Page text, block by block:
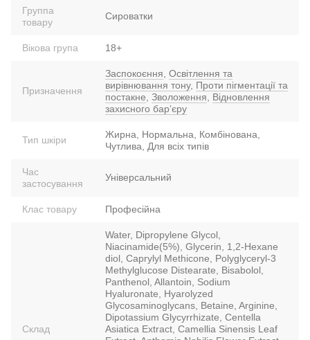
Группа
товару
Сироватки
Вікова група 18+
Призначення
Заспокоєння Освітлення та
вирівнювання тону, Проти пігментації та
постакне Зволоження
Відновлення
захисного барʼєру
Тип шкіри
Жирна, Нормальна, Комбінована,
Чутлива, Для всіх типів
Час
застосування
Універсальний
Клас товару Професійна
Склад
Water, Dipropylene Glycol,
Niacinamide(5%), Glycerin, 1,2-Hexane
diol, Caprylyl Methicone, Polyglyceryl-3
Methylglucose Distearate, Bisabolol,
Panthenol, Allantoin, Sodium
Hyaluronate, Hyarolyzed
Glycosaminoglycans, Betaine, Arginine,
Dipotassium Glycyrrhizate, Centella
Asiatica Extract, Camellia Sinensis Leaf